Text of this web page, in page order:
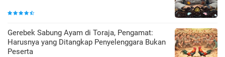
Gerebek Sabung Ayam di Toraja, Pengamat:
Harusnya yang Ditangkap Penyelenggara Bukan
Peserta